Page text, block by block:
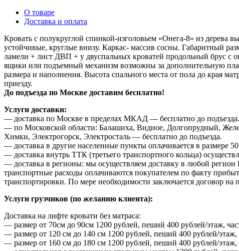
О товаре
Доставка и оплата
Кровать с полукруглой спинкой-изголовьем «Онега-8» из дерева
устойчивые, круглые внизу. Каркас- массив сосны. Габаритный
ламели + лист ДВП + у двуспальных кроватей продольный брус с
ящики или подъемный механизм возможны за дополнительную
размера и наполнения. Высота спального места от пола до края
приезду.
До подъезда по Москве доставим бесплатно!
Услуги доставки:
— доставка по Москве в пределах МКАД — бесплатно до подъезда.
— по Московской области: Балашиха, Видное, Долгопрудный,
Химки, Электрогорск, Электросталь — бесплатно до подъезда.
— доставка в другие населенные пункты оплачивается в размере
— доставка внутрь ТТК (третьего транспортного кольца)
— доставка в регионы: мы осуществляем доставку в любой
транспортные расходы оплачиваются покупателем по факту
транспортировки. По мере необходимости заключается договор на
Услуги грузчиков (по желанию клиента):
Доставка на лифте кровати без матраса:
— размер от 70см до 90см 1200 рублей, пеший 400 рублей/этаж,
— размер от 120 см до 140 см 1200 рублей, пеший 400 рублей/этаж,
— размер от 160 см до 180 см 1200 рублей, пеший 400 рублей/этаж,